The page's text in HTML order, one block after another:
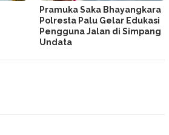
Pramuka Saka Bhayangkara
Polresta Palu Gelar Edukasi
Pengguna Jalan di Simpang
Undata